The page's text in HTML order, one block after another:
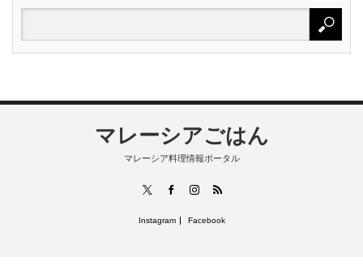
マレーシアごはん
マレーシア料理情報ポータル
FacebookInstagram
RSS
Instagram Facebook